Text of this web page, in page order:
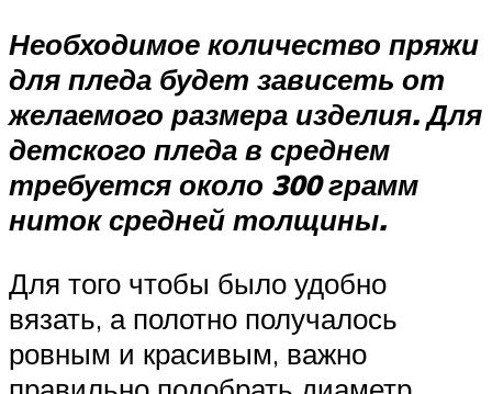
Необходимое количество пряжи
для пледа будет зависеть от
желаемого размера изделия. Для
детского пледа в среднем
требуется около 300 грамм
ниток средней толщины.
Для того чтобы было удобно
вязать, а полотно получалось
ровным и красивым, важно